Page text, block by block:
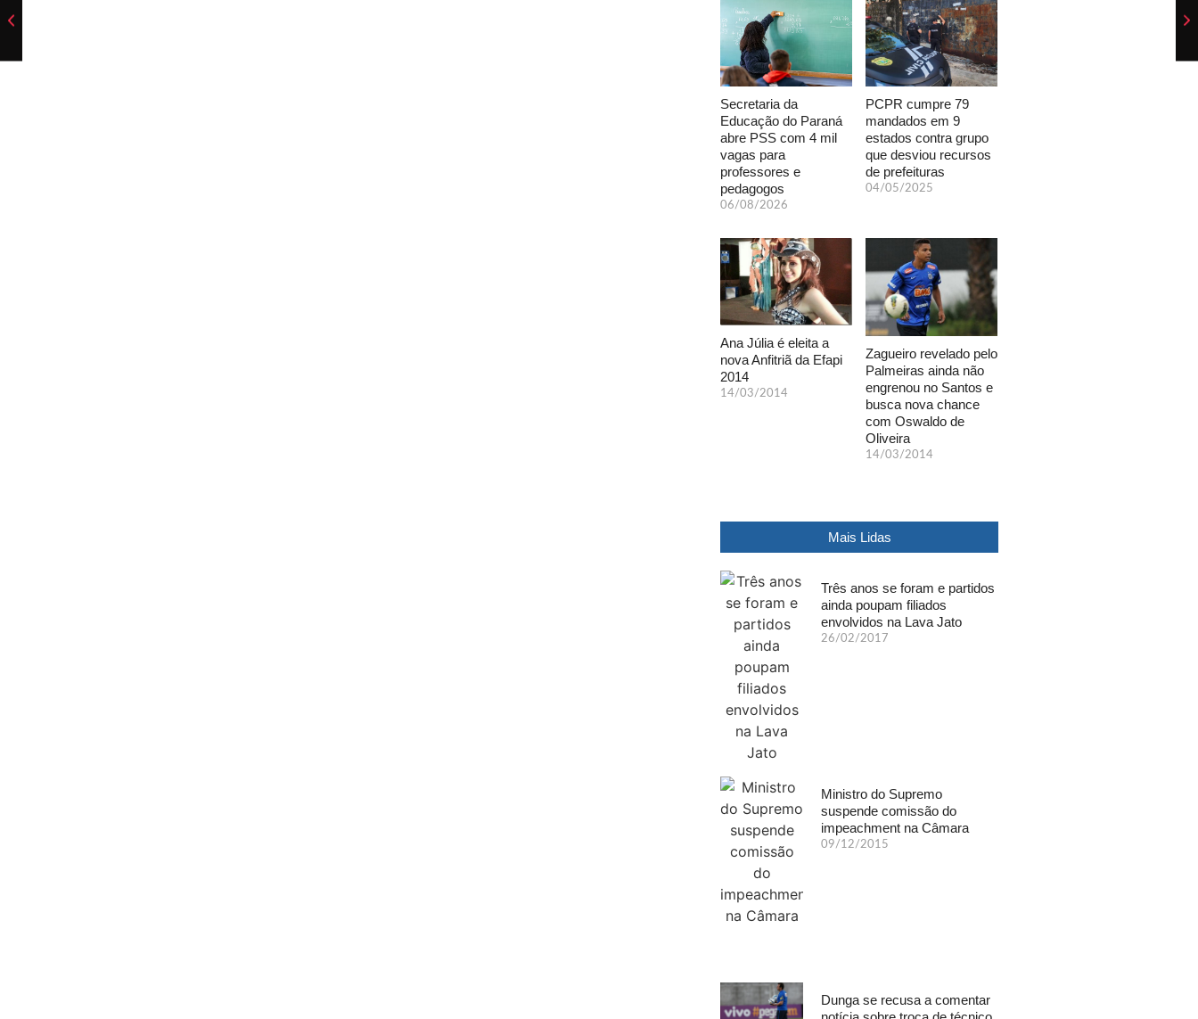
Secretaria da
Educação do Paraná
abre PSS com 4 mil
vagas para
professores e
pedagogos
06/08/2026
PCPR cumpre 79
mandados em 9
estados contra grupo
que desviou recursos
de prefeituras
04/05/2025
Ana Júlia é eleita a
nova Anfitriã da Efapi
2014
14/03/2014
Zagueiro revelado pelo
Palmeiras ainda não
engrenou no Santos e
busca nova chance
com Oswaldo de
Oliveira
14/03/2014
Mais Lidas
Três anos se foram e partidos
ainda poupam filiados
envolvidos na Lava Jato
26/02/2017
Ministro do Supremo
suspende comissão do
impeachment na Câmara
09/12/2015
Dunga se recusa a comentar